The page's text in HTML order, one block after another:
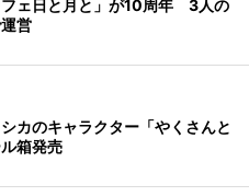
フェ日と月と」が10周年 3人の
営
カのキャラクター「やくさんと
箱発売